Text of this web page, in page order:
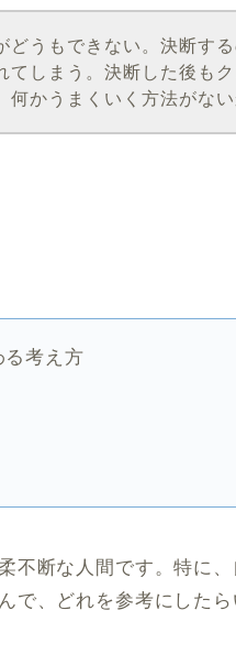
どうもできない。決断す
てしまう。決断した後も
何かうまくいく方法がない
る考え方
不断な人間です。特に
で、どれを参考にしたら